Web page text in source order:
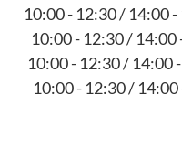
10:00 - 12:30 / 14:00
10:00 - 12:30 / 14:00
10:00 - 12:30 / 14:00
10:00 - 12:30 / 14:00